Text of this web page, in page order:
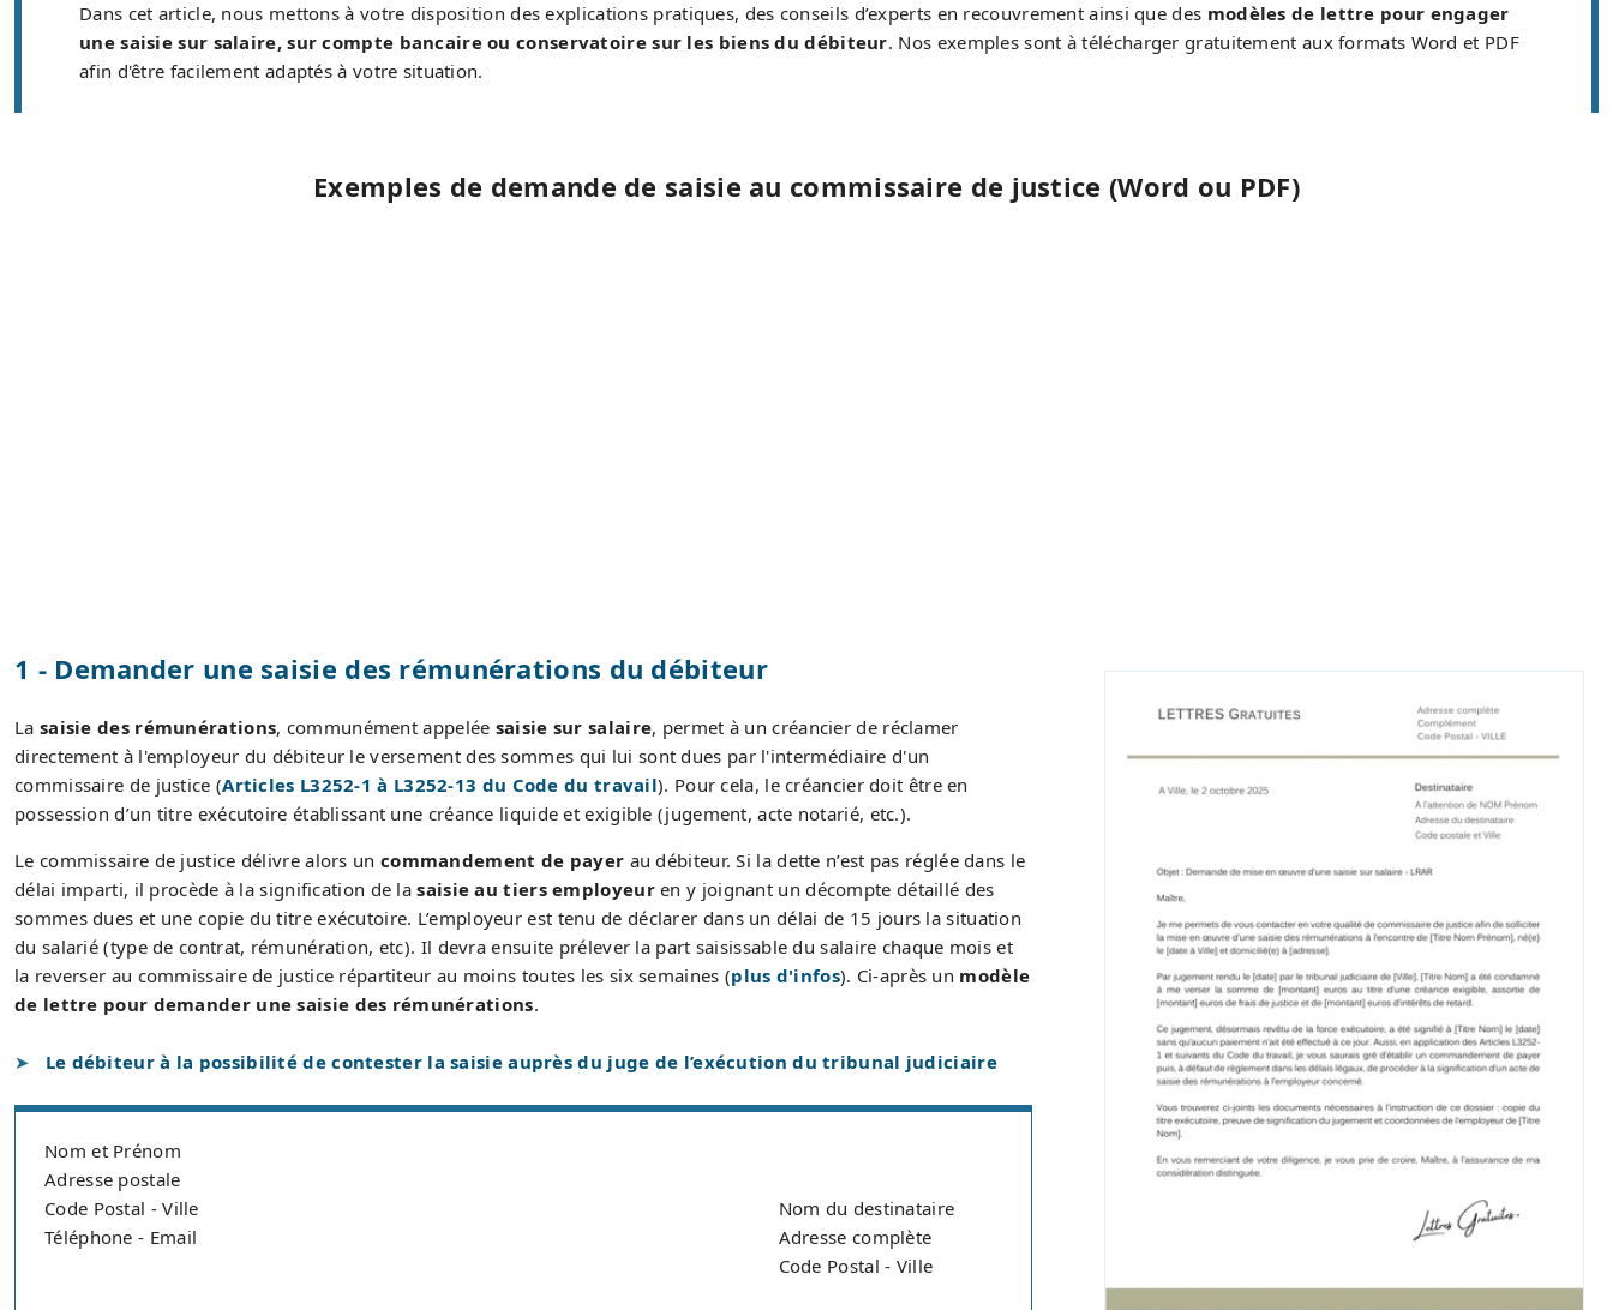
Dans cet article, nous mettons à votre disposition des explications pratiques, des conseils d’experts en recouvrement ainsi que des modèles de lettre pour engager
une saisie sur salaire, sur compte bancaire ou conservatoire sur les biens du débiteur. Nos exemples sont à télécharger gratuitement aux formats Word et PDF
afin d'être facilement adaptés à votre situation.
Exemples de demande de saisie au commissaire de justice (Word ou PDF)
1 - Demander une saisie des rémunérations du débiteur
La saisie des rémunérations, communément appelée saisie sur salaire, permet à un créancier de réclamer
directement à l'employeur du débiteur le versement des sommes qui lui sont dues par l'intermédiaire d'un
commissaire de justice (Articles L3252-1 à L3252-13 du Code du travail). Pour cela, le créancier doit être en
possession d’un titre exécutoire établissant une créance liquide et exigible (jugement, acte notarié, etc.).
Le commissaire de justice délivre alors un commandement de payer au débiteur. Si la dette n’est pas réglée dans le
délai imparti, il procède à la signification de lasaisie au tiers employeuren y joignant un décompte détaillé des
sommes dues et une copie du titre exécutoire. L’employeur est tenu de déclarer dans un délai de 15 jours la situation
du salarié (type de contrat, rémunération, etc). Il devra ensuite prélever la part saisissable du salaire chaque mois et
la reverser au commissaire de justice répartiteur au moins toutes les six semaines (plus d'infos). Ci-après un modèle
de lettre pour demander une saisie des rémunérations.
Le débiteur à la possibilité de contester la saisie auprès du juge de l’exécution du tribunal judiciaire
Nom et Prénom
Adresse postale
Code Postal - Ville
Téléphone - Email
Nom du destinataire
Adresse complète
Code Postal - Ville